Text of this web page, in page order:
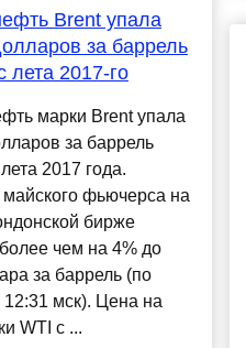
Brent упала
за баррель
лета 2017-го
марки Brent упала
за баррель
2017 года.
фьючерса на
бирже
чем на 4% до
за баррель (по
мск). Цена на
WTI с ...